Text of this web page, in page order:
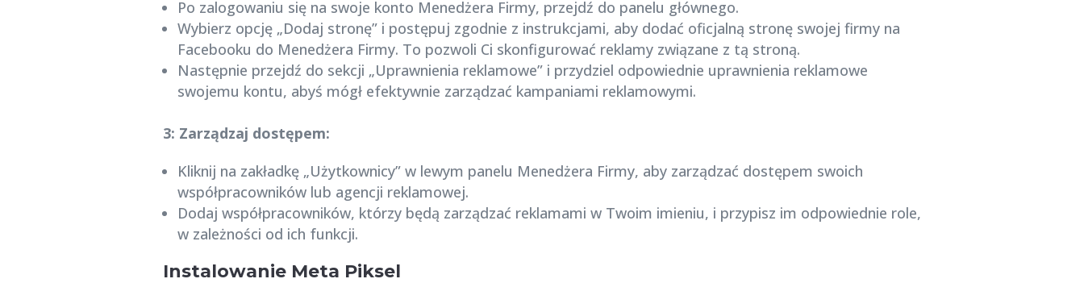
Po zalogowaniu się na swoje konto Menedżera Firmy, przejdź do panelu głównego.
Wybierz opcję „Dodaj stronę” i postępuj zgodnie z instrukcjami, aby dodać oficjalną stronę swojej firmy na
Facebooku do Menedżera Firmy. To pozwoli Ci skonfigurować reklamy związane z tą stroną.
Następnie przejdź do sekcji „Uprawnienia reklamowe” i przydziel odpowiednie uprawnienia reklamowe
swojemu kontu, abyś mógł efektywnie zarządzać kampaniami reklamowymi.
3: Zarządzaj dostępem:
Kliknij na zakładkę „Użytkownicy” w lewym panelu Menedżera Firmy, aby zarządzać dostępem swoich
współpracowników lub agencji reklamowej.
Dodaj współpracowników, którzy będą zarządzać reklamami w Twoim imieniu, i przypisz im odpowiednie role,
w zależności od ich funkcji.
Instalowanie Meta Piksel